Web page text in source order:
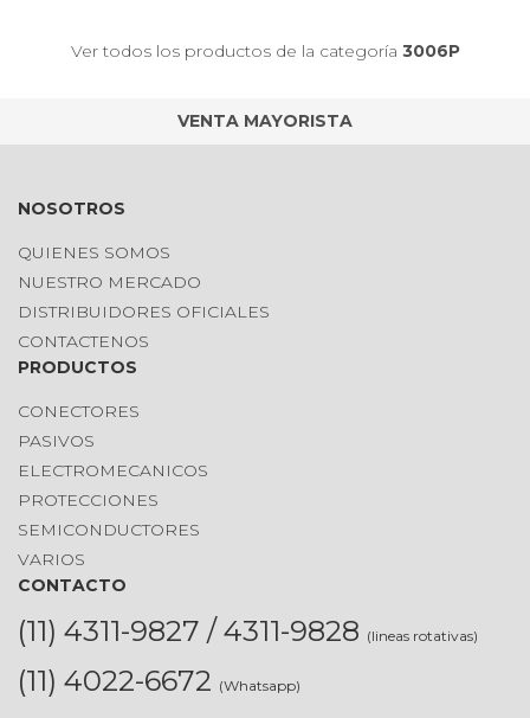
Ver todos los productos de la categoría 3006P
VENTA MAYORISTA
NOSOTROS
QUIENES SOMOS
NUESTRO MERCADO
DISTRIBUIDORES OFICIALES
CONTACTENOS
PRODUCTOS
CONECTORES
PASIVOS
ELECTROMECANICOS
PROTECCIONES
SEMICONDUCTORES
VARIOS
CONTACTO
(11) 4311-9827 / 4311-9828 (lineas rotativas)
(11) 4022-6672 (Whatsapp)